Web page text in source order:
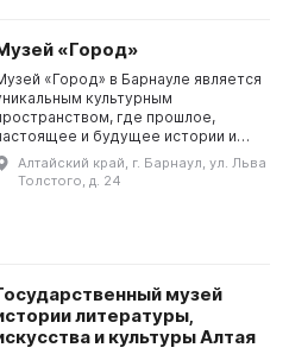
«Город»
«Город» в Барнауле является
культурным
где прошлое,
и будущее истории и
соединены между собой.
2007 году здание бывшей
городской ратуши, построенно...
Алтайский край, г. Барнаул, ул. Льва
Толстого, д. 24
музей
литературы,
и культуры Алтая